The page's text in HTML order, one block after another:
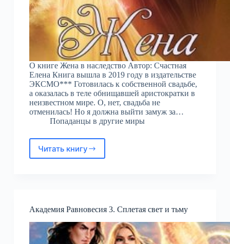
О книге Жена в наследство Автор: Счастная
Елена Книга вышла в 2019 году в издательстве
ЭКСМО*** Готовилась к собственной свадьбе,
а оказалась в теле обнищавшей аристократки в
неизвестном мире. О, нет, свадьба не
отменилась! Но я должна выйти замуж за…
Попаданцы в другие миры
Читать книгу
Жена
Академия Равновесия 3. Сплетая свет и тьму